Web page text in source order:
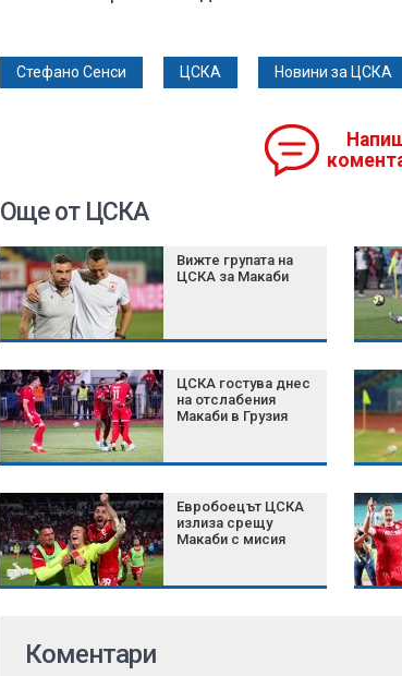
Стефано Сенси ЦСКА Новини за ЦСКА
Още от ЦСКА
Вижте групата на
ЦСКА за Макаби
ЦСКА гостува днес
на отслабения
Макаби в Грузия
Евробоецът ЦСКА
излиза срещу
Макаби с мисия
Коментари